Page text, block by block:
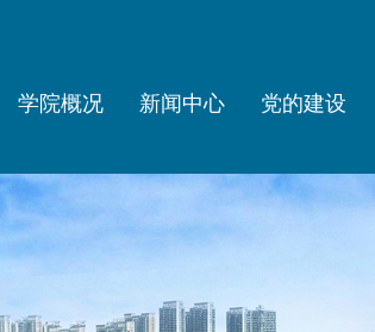
学院概况 新闻中心 党的建设